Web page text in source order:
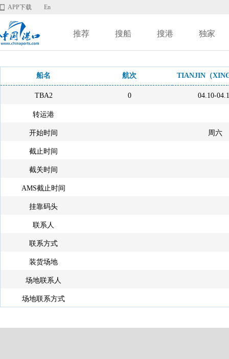
APP下载 En
推荐 搜船 搜港 独家
船名 航次 TIANJIN（
TBA2 0 04.10-
转运港
开始时间 周六
截止时间
截关时间
AMS截止时间
挂靠码头
联系人
联系方式
装货场地
场地联系人
场地联系方式